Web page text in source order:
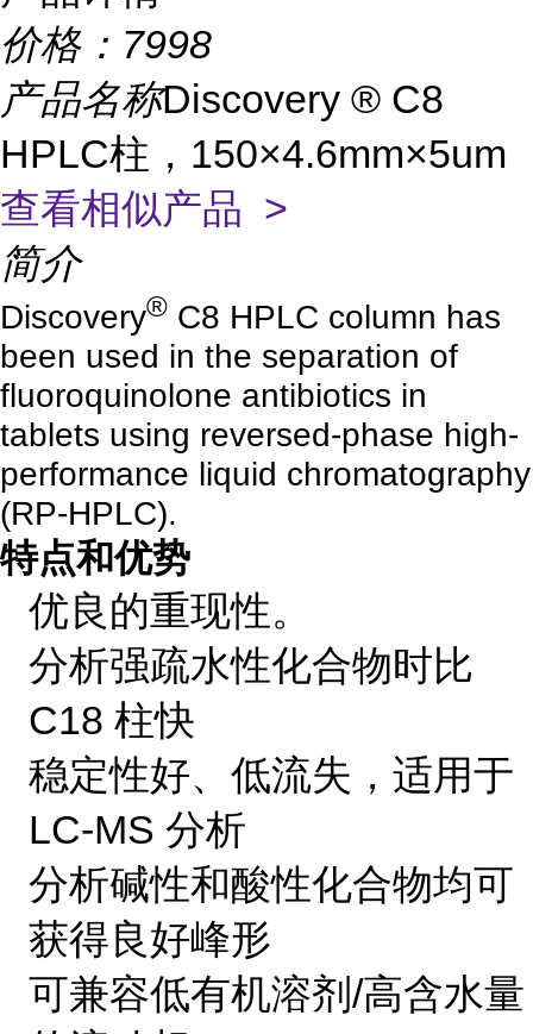
价格： 7998
产品名称Discovery ® C8
HPLC柱，150×4.6mm×5um
查看相似产品 >
简介
Discovery® C8 HPLC column has
been used in the separation of
fluoroquinolone antibiotics in
tablets using reversed-phase high-
performance liquid chromatography
(RP-HPLC).
特点和优势
优良的重现性。
分析强疏水性化合物时比
C18 柱快
稳定性好、低流失，适用于
LC-MS 分析
分析碱性和酸性化合物均可
获得良好峰形
可兼容低有机溶剂/高含水量